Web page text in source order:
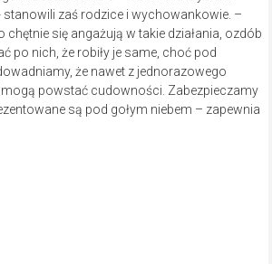
stanowili zaś rodzice i wychowankowie. –
chętnie się angażują w takie działania, ozdób
po nich, że robiły je same, choć pod
że nawet z jednorazowego
mogą powstać cudowności. Zabezpieczamy
są pod gołym niebem – zapewnia